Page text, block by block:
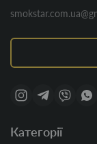
Категорії